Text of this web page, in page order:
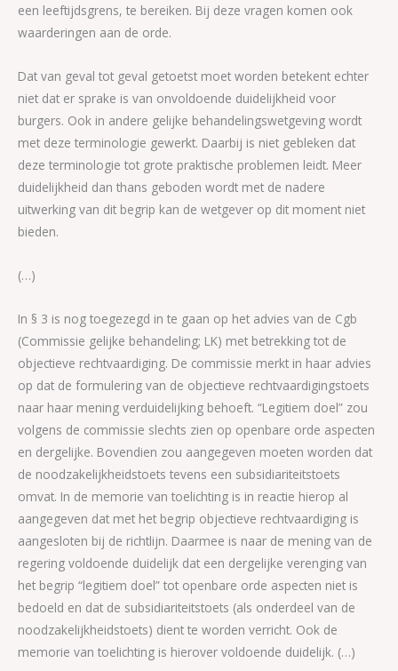
een leeftijdsgrens, te bereiken. Bij deze vragen komen ook
waarderingen aan de orde.
Dat van geval tot geval getoetst moet worden betekent echter
niet dat er sprake is van onvoldoende duidelijkheid voor
burgers. Ook in andere gelijke behandelingswetgeving wordt
met deze terminologie gewerkt. Daarbij is niet gebleken dat
deze terminologie tot grote praktische problemen leidt. Meer
duidelijkheid dan thans geboden wordt met de nadere
uitwerking van dit begrip kan de wetgever op dit moment niet
bieden.
(…)
In § 3 is nog toegezegd in te gaan op het advies van de Cgb
(Commissie gelijke behandeling; LK) met betrekking tot de
objectieve rechtvaardiging. De commissie merkt in haar advies
op dat de formulering van de objectieve rechtvaardigingstoets
naar haar mening verduidelijking behoeft. “Legitiem doel” zou
volgens de commissie slechts zien op openbare orde aspecten
en dergelijke. Bovendien zou aangegeven moeten worden dat
de noodzakelijkheidstoets tevens een subsidiariteitstoets
omvat. In de memorie van toelichting is in reactie hierop al
aangegeven dat met het begrip objectieve rechtvaardiging is
aangesloten bij de richtlijn. Daarmee is naar de mening van de
regering voldoende duidelijk dat een dergelijke verenging van
het begrip “legitiem doel” tot openbare orde aspecten niet is
bedoeld en dat de subsidiariteitstoets (als onderdeel van de
noodzakelijkheidstoets) dient te worden verricht. Ook de
memorie van toelichting is hierover voldoende duidelijk. (…)